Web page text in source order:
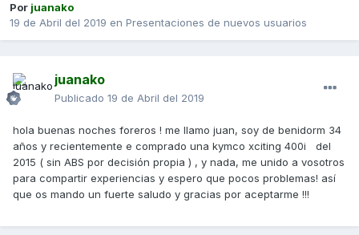
Por juanako
19 de Abril del 2019 en Presentaciones de nuevos usuarios
juanako
Publicado 19 de Abril del 2019
hola buenas noches foreros ! me llamo juan, soy de benidorm 34
años y recientemente e comprado una kymco xciting 400i del
2015 ( sin ABS por decisión propia ) , y nada, me unido a vosotros
para compartir experiencias y espero que pocos problemas! así
que os mando un fuerte saludo y gracias por aceptarme !!!